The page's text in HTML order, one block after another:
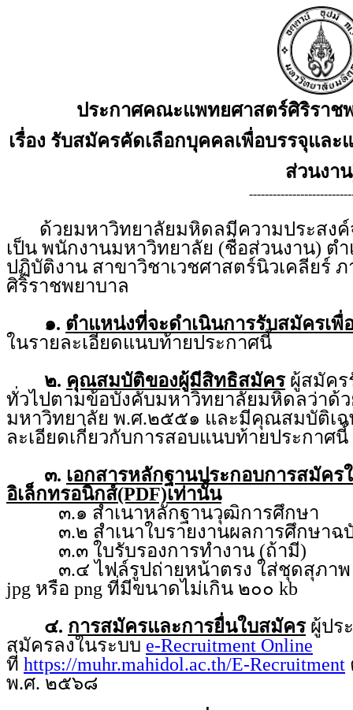
ประกาศคณะแพทยศาสตร์ศิริราช
เรื่อง รับสมัครคัดเลือกบุคคลเพื่อบรรจุแล
ส่วนงา
ด้วยมหาวิทยาลัยมหิดลมีความประสงค์
เป็น พนักงานมหาวิทยาลัย (ชื่อส่วนงาน) ต
ปฏิบัติงาน สาขาวิชาเวชศาสตร์นิวเคลียร์
ศิริราชพยาบาล
๑. ตำแหน่งที่จะดำเนินการรับสมัครเพื่
ในรายละเอียดแนบท้ายประกาศนี้
๒. คุณสมบัติของผู้มีสิทธิสมัครผู้สมัคร
ทั่วไปตามข้อบังคับมหาวิทยาลัยมหิดลว่าด้
มหาวิทยาลัย พ.ศ.๒๕๕๑ และมีคุณสมบัติเฉ
ละเอียดเกี่ยวกับการสอบแนบท้ายประกาศนี้
๓. เอกสารหลักฐานประกอบการสมัค
อิเล็กทรอนิกส์(PDF)เท่านั้น
๓.๑ สำเนาหลักฐานวุฒิการศึกษา
๓.๒ สำเนาใบรายงานผลการศึกษาฉ
๓.๓ ใบรับรองการทำงาน (ถ้ามี)
๓.๔ ไฟล์รูปถ่ายหน้าตรง ใส่ชุดสุภาพ ถ่
jpg หรือ png ที่มีขนาดไม่เกิน ๒๐๐ kb
๔. การสมัครและการยื่นใบสมัครผู้ปร
สมัครลงในระบบ e-Recruitment Online
ที่ https://muhr.mahidol.ac.th/E-Recruitment
พ.ศ. ๒๕๖๘